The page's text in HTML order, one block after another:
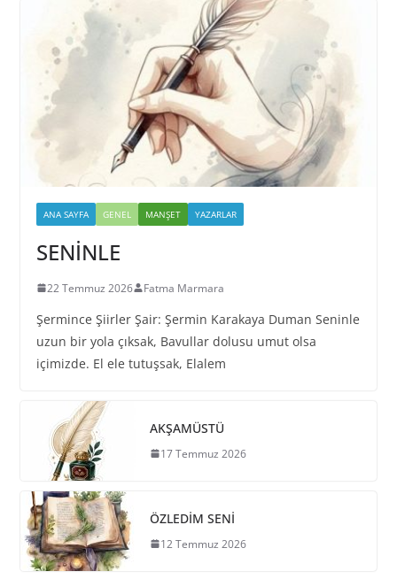
ANA SAYFA GENEL MANŞET YAZARLAR
SENİNLE
22 Temmuz 2026 Fatma Marmara
Şermince Şiirler Şair: Şermin Karakaya Duman Seninle
uzun bir yola çıksak, Bavullar dolusu umut olsa
içimizde. El ele tutuşsak, Elalem
AKŞAMÜSTÜ
17 Temmuz 2026
ÖZLEDİM SENİ
12 Temmuz 2026